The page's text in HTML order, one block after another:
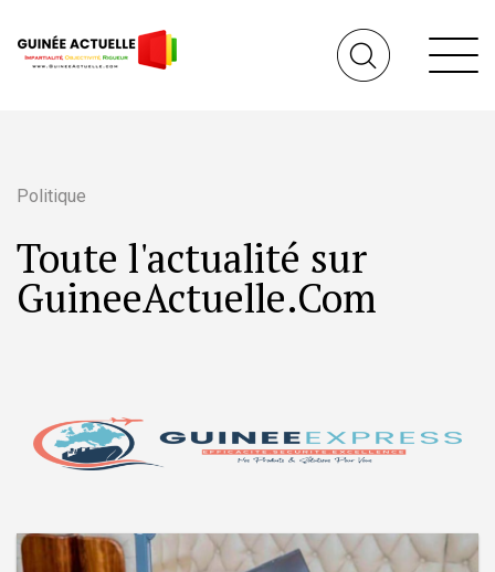
Politique
Toute l'actualité sur
GuineeActuelle.Com